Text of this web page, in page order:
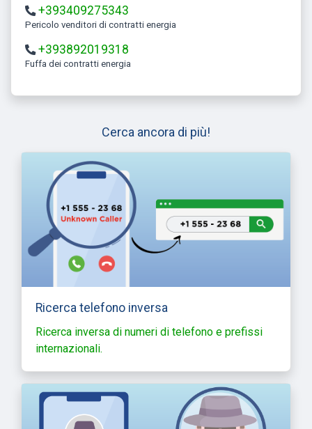
+393409275343
Pericolo venditori di contratti energia
+393892019318
Fuffa dei contratti energia
Cerca ancora di più!
Ricerca telefono inversa
Ricerca inversa di numeri di telefono e prefissi
internazionali.